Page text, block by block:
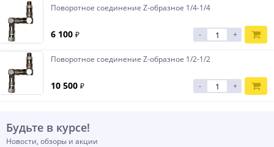
Поворотное соединение Z-образное 1/4-1/4
6 100 ₽ - +
Поворотное соединение Z-образное 1/2-1/2
10 500 ₽ - +
Будьте в курсе!
Новости, обзоры и акции